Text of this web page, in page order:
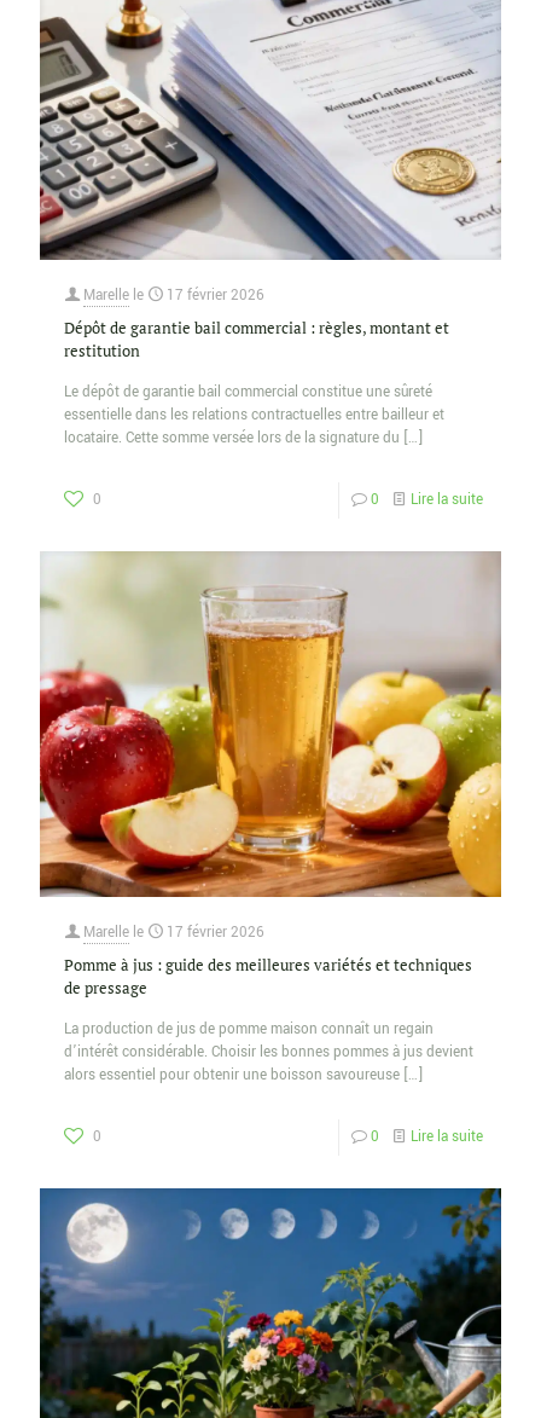
Marelle le 17 février 2026
Dépôt de garantie bail commercial : règles, montant et
restitution
Le dépôt de garantie bail commercial constitue une sûreté
essentielle dans les relations contractuelles entre bailleur et
locataire. Cette somme versée lors de la signature du […]
0 0 Lire la suite
Marelle le 17 février 2026
Pomme à jus : guide des meilleures variétés et techniques
de pressage
La production de jus de pomme maison connaît un regain
d’intérêt considérable. Choisir les bonnes pommes à jus devient
alors essentiel pour obtenir une boisson savoureuse […]
0 0 Lire la suite